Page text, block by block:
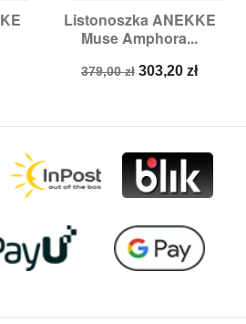
Listonoszka ANEKKE
Muse Amphora...
Cena
379,00 zł Cena
303,20 zł